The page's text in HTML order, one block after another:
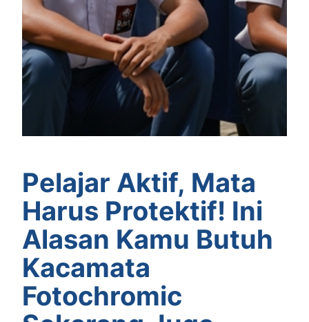
Pelajar Aktif, Mata
Harus Protektif! Ini
Alasan Kamu Butuh
Kacamata
Fotochromic